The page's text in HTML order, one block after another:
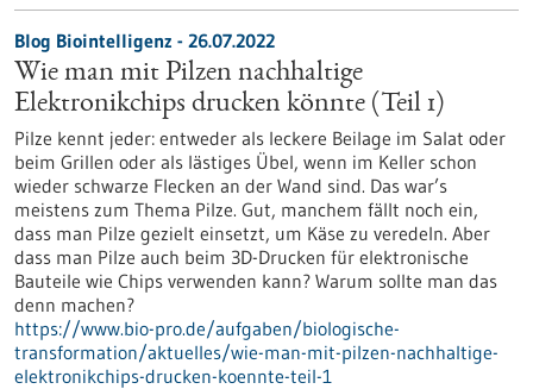
Blog Biointelligenz - 26.07.2022
Wie man mit Pilzen nachhaltige
Elektronikchips drucken könnte (Teil 1)
Pilze kennt jeder: entweder als leckere Beilage im Salat oder
beim Grillen oder als lästiges Übel, wenn im Keller schon
wieder schwarze Flecken an der Wand sind. Das war’s
meistens zum Thema Pilze. Gut, manchem fällt noch ein,
dass man Pilze gezielt einsetzt, um Käse zu veredeln. Aber
dass man Pilze auch beim 3D-Drucken für elektronische
Bauteile wie Chips verwenden kann? Warum sollte man das
denn machen?
https://www.bio-pro.de/aufgaben/biologische-
transformation/aktuelles/wie-man-mit-pilzen-nachhaltige-
elektronikchips-drucken-koennte-teil-1